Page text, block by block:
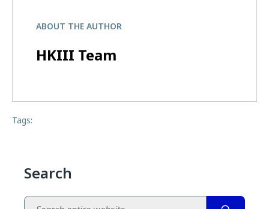
ABOUT THE AUTHOR
HKIII Team
Tags:
Search
Search